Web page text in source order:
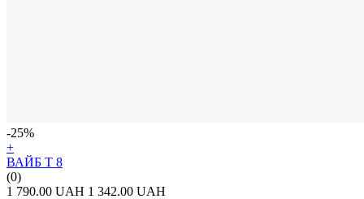
-25%
+
ВАЙБ Т 8
(0)
1 790.00 UAH 1 342.00 UAH